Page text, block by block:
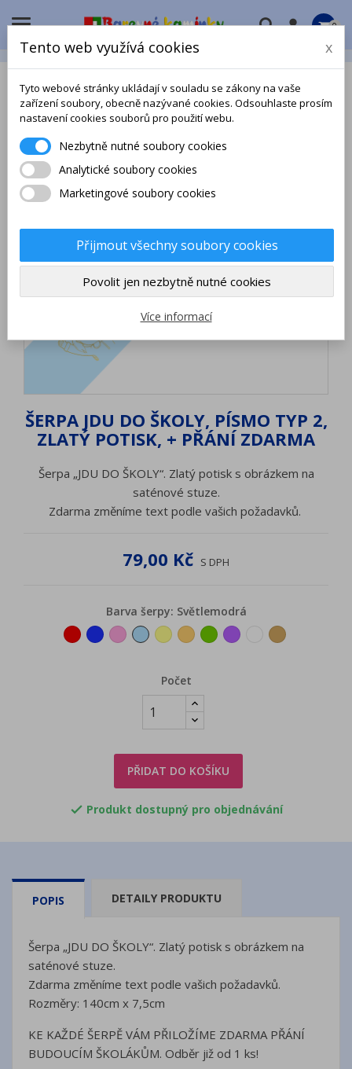
 0
ŠERPA JDU DO ŠKOLY, PÍSMO TYP 2,
ZLATÝ POTISK, + PŘÁNÍ ZDARMA
Šerpa „JDU DO ŠKOLY“. Zlatý potisk s obrázkem na
saténové stuze.
Zdarma změníme text podle vašich požadavků.
79,00 Kč S DPH
Barva šerpy: Světlemodrá
ČervenáTmavěmodrá
RůžováSvětlemodrá
ŽlutáOranžová
ZelenáFialováBíláZlatá
Počet
PŘIDAT DO KOŠÍKU
 Produkt dostupný pro objednávání
POPIS DETAILY PRODUKTU
Šerpa „JDU DO ŠKOLY“. Zlatý potisk s obrázkem na
saténové stuze.
Zdarma změníme text podle vašich požadavků.
Rozměry: 140cm x 7,5cm
KE KAŽDÉ ŠERPĚ VÁM PŘILOŽÍME ZDARMA PŘÁNÍ
BUDOUCÍM ŠKOLÁKŮM. Odběr již od 1 ks!
Tento web využívá cookies x
Tyto webové stránky ukládají v souladu se zákony na vaše
zařízení soubory, obecně nazývané cookies. Odsouhlaste prosím
nastavení cookies souborů pro použití webu.
Nezbytně nutné soubory cookies
Analytické soubory cookies
Marketingové soubory cookies
Přijmout všechny soubory cookies
Povolit jen nezbytně nutné cookies
Více informací